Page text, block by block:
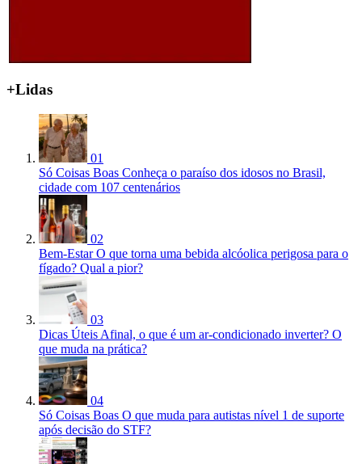
+Lidas
01
Só Coisas Boas Conheça o paraíso dos idosos no Brasil,
cidade com 107 centenários
02
Bem-Estar O que torna uma bebida alcóolica perigosa para o
fígado? Qual a pior?
03
Dicas Úteis Afinal, o que é um ar-condicionado inverter? O
que muda na prática?
04
Só Coisas Boas O que muda para autistas nível 1 de suporte
após decisão do STF?